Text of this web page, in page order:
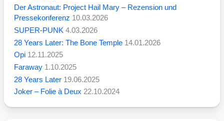
Der Astronaut: Project Hail Mary – Rezension und
Pressekonferenz 10.03.2026
SUPER-PUNK 4.03.2026
28 Years Later: The Bone Temple 14.01.2026
Opi 12.11.2025
Faraway 1.10.2025
28 Years Later 19.06.2025
Joker – Folie à Deux 22.10.2024